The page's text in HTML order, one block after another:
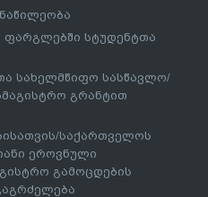
სტუდენტთა
სახელმწიფო სასწავლო/
გრანტით
საქართველოს
ეროვნული
გამოცდების